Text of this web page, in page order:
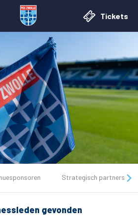
Tickets
Strategisch partners
gevonden